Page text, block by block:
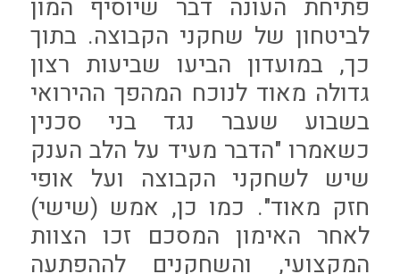
פתיחת העונה דבר שיוסיף המון
לביטחון של שחקני הקבוצה. בתוך
כך, במועדון הביעו שביעות רצון
גדולה מאוד לנוכח המהפך ההירואי
בשבוע שעבר נגד בני סכנין
כשאמרו "הדבר מעיד על הלב הענק
שיש לשחקני הקבוצה ועל אופי
חזק מאוד". כמו כן, אמש (שישי)
לאחר האימון המסכם זכו הצוות
המקצועי, והשחקנים לההפתעה